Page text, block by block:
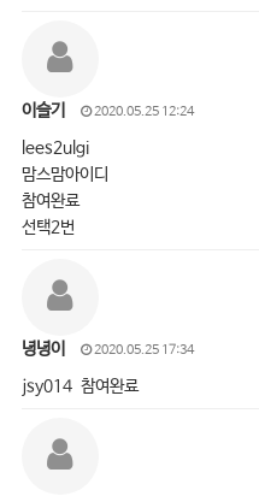
이슬기 2020.05.25 12:24
lees2ulgi
맘스맘아이디
참여완료
선택2번
녕녕이 2020.05.25 17:34
jsy014 참여완료